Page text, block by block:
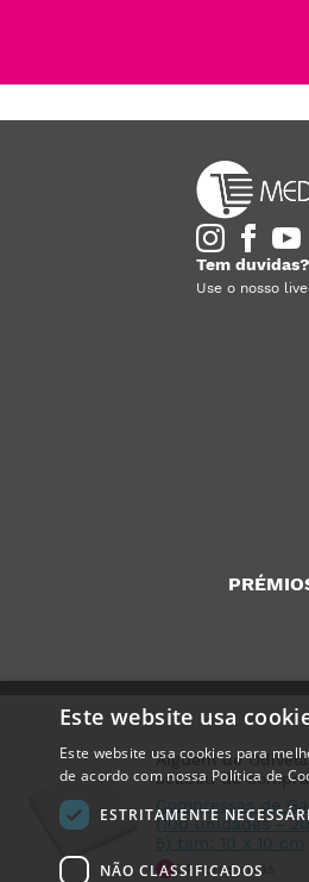
Tem duvidas?
Use o nosso
Este website usa
Este website usa cookies para
de acordo com nossa Política de
ESTRITAMENTE
NÃO CLASSIFICADOS
Alguém de
acabou de
Compressas de
(100 unidades -
5) tam: 10 x 10 cm
24 horas atrás